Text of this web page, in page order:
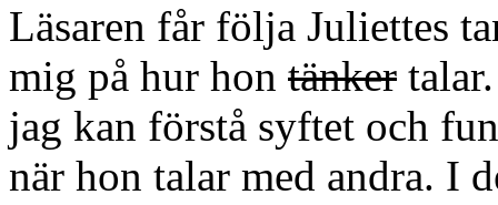
Läsaren får följa Juliettes
mig på hur hon tänker
jag kan förstå syftet och
när hon talar med andra. I